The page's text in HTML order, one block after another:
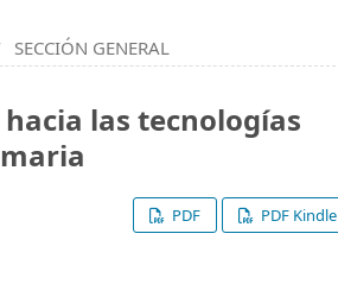
SECCIÓN GENERAL
las tecnologías
PDF PDF Kindle